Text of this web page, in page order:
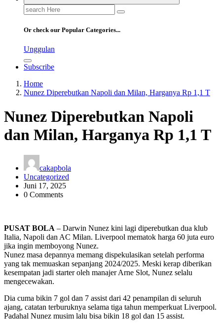
Search
for:
Or check our Popular Categories...
Unggulan
Subscribe
Home
Nunez Diperebutkan Napoli dan Milan, Harganya Rp 1,1 T
Nunez Diperebutkan Napoli
dan Milan, Harganya Rp 1,1 T
cakapbola
Uncategorized
Juni 17, 2025
0 Comments
PUSAT BOLA – Darwin Nunez kini lagi diperebutkan dua klub
Italia, Napoli dan AC Milan. Liverpool mematok harga 60 juta euro
jika ingin memboyong Nunez.
Nunez masa depannya memang dispekulasikan setelah performa
yang tak memuaskan sepanjang 2024/2025. Meski kerap diberikan
kesempatan jadi starter oleh manajer Arne Slot, Nunez selalu
mengecewakan.
Dia cuma bikin 7 gol dan 7 assist dari 42 penampilan di seluruh
ajang, catatan terburuknya selama tiga tahun memperkuat Liverpool.
Padahal Nunez musim lalu bisa bikin 18 gol dan 15 assist.